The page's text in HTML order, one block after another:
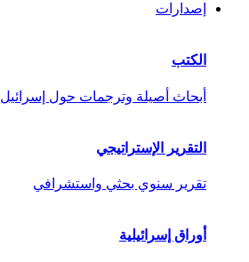
إصدارات
الكتب
أبحاث أصيلة وترجمات حول إسرائيل
التقرير الإستراتيجي
تقرير سنوي بحثي واستشرافي
أوراق إسرائيلية